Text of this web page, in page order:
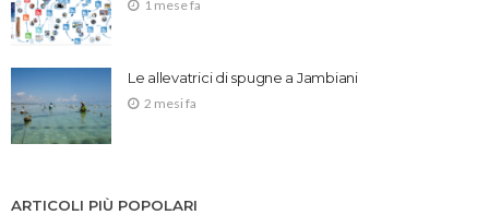
1 mese fa
Le allevatrici di spugne a Jambiani
2 mesi fa
ARTICOLI PIÙ POPOLARI